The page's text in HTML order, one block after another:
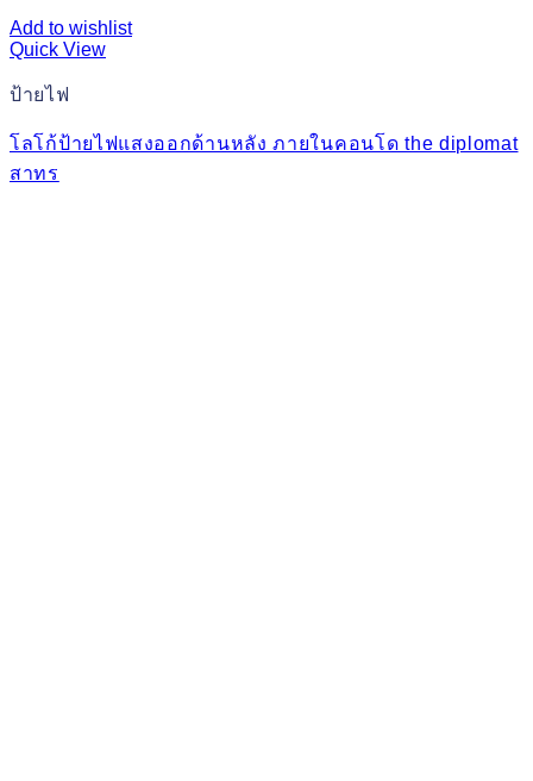
Add to wishlist
Quick View
ป้ายไฟ
โลโก้ป้ายไฟแสงออกด้านหลัง ภายในคอนโด the diplomat
สาทร